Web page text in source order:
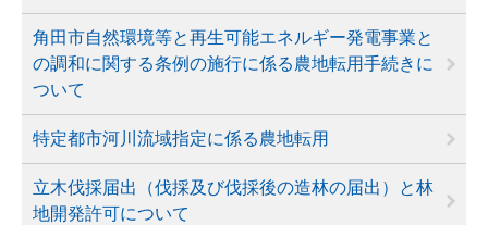
角田市自然環境等と再生可能エネルギー発電事業と
の調和に関する条例の施行に係る農地転用手続きに
ついて
特定都市河川流域指定に係る農地転用
立木伐採届出（伐採及び伐採後の造林の届出）と林
地開発許可について